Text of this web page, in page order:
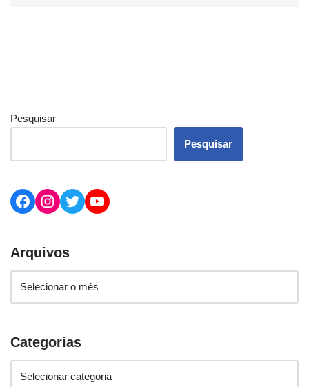
Pesquisar
Pesquisar
Arquivos
Categorias